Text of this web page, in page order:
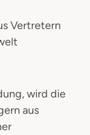
Vertretern
wird die
aus